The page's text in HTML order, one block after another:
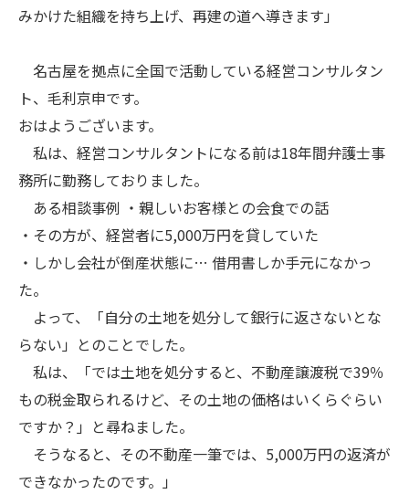
みかけた組織を持ち上げ、再建の道へ導きます」
名古屋を拠点に全国で活動している経営コンサルタン
ト、毛利京申です。
おはようございます。
私は、経営コンサルタントになる前は18年間弁護士事
務所に勤務しておりました。
ある相談事例 ・親しいお客様との会食での話
・その方が、経営者に5,000万円を貸していた
・しかし会社が倒産状態に… 借用書しか手元になかっ
た。
よって、「自分の土地を処分して銀行に返さないとな
らない」とのことでした。
私は、「では土地を処分すると、不動産譲渡税で39％
もの税金取られるけど、その土地の価格はいくらぐらい
ですか？」と尋ねました。
そうなると、その不動産一筆では、5,000万円の返済が
できなかったのです。」